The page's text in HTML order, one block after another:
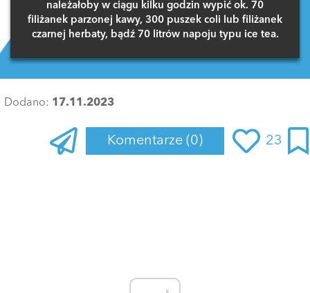
należałoby w ciągu kilku godzin wypić ok. 70
filiżanek parzonej kawy, 300 puszek coli lub filiżanek
czarnej herbaty, bądź 70 litrów napoju typu ice tea.
Dodano: 17.11.2023
Komentarze (0) 23